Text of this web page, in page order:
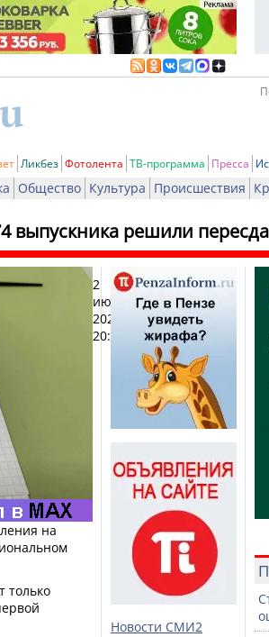
Ликбез Фотолента ТВ-программа Пресса
Общество Культура Происшествия
выпускника решили
2
июля
2025,
20:18
на
только
Новости СМИ2